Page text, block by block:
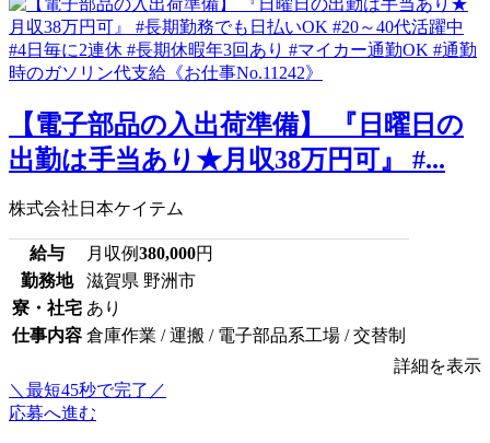
【電子部品の入出荷準備】 『日曜日の
出勤は手当あり★月収38万円可』 #...
株式会社日本ケイテム
給与 月収例380,000円
勤務地
滋賀県 野洲市
寮・社宅 あり
仕事内容 倉庫作業 / 運搬 / 電子部品系工場 / 交替制
詳細を表示
＼最短45秒で完了／
応募へ進む